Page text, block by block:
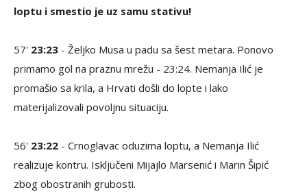
loptu i smestio je uz samu stativu!
57' 23:23 - Željko Musa u padu sa šest metara. Ponovo
primamo gol na praznu mrežu - 23:24. Nemanja Ilić je
promašio sa krila, a Hrvati došli do lopte i lako
materijalizovali povoljnu situaciju.
56' 23:22 - Crnoglavac oduzima loptu, a Nemanja Ilić
realizuje kontru. Isključeni Mijajlo Marsenić i Marin Šipić
zbog obostranih grubosti.